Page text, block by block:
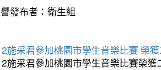
發布者：衛生組
施采君參加桃園市學生音樂比賽 榮
施采君參加桃園市學生音樂比賽榮